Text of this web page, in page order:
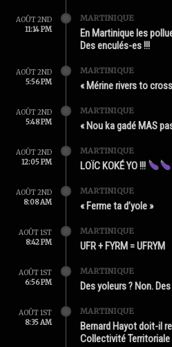
AOÛT 2ND
11:14 PM
MARTINIQUE
En Martinique les
Des enculés-es !!!
AOÛT 2ND
5:56 PM
MARTINIQUE
« Mérine rivers to
AOÛT 2ND
5:48 PM
MARTINIQUE
« Nou ka gadé MAS
AOÛT 2ND
12:05 PM
MARTINIQUE
LOÏC KOKÉ YO !!!
AOÛT 2ND
8:08 AM
MARTINIQUE
« Ferme ta d’yole »
AOÛT 1ST
8:42 PM
MARTINIQUE
UFR + FYRM = UFRYM
AOÛT 1ST
6:56 PM
MARTINIQUE
Des yoleurs ? Non.
AOÛT 1ST
8:35 AM
MARTINIQUE
Bernard Hayot doit-il
Collectivité Territoriale